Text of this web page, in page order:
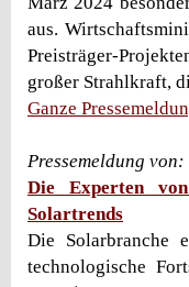
aus.
Preisträger-
großer Strahlkraft,
Ganze
Pressemeldung
Die Experten
Solartrends
Die Solarbranche
technologische